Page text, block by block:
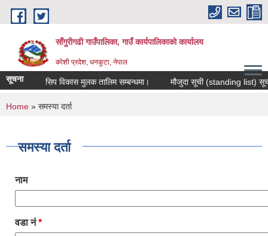
Skip to main content
साँगुरीगढी गाउँपालिका, गाउँ कार्यपालिकाको कार्यालय
कोशी प्रदेश, धनकुटा, नेपाल
सूचना सिप विकास मुलक तालिम सम्बन्धमा। मौजुदा सूची (standing list)
You are here
Home » समस्या दर्ता
समस्या दर्ता
नाम
वडा नं*